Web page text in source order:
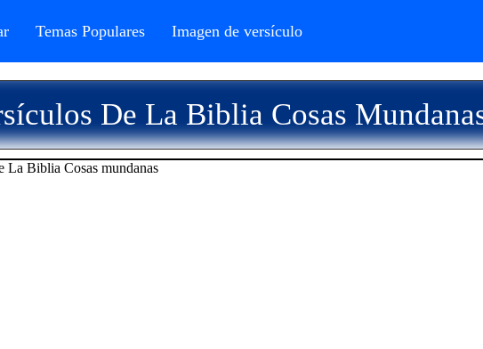
Temas Populares Imagen de versículo
De La Biblia Cosas